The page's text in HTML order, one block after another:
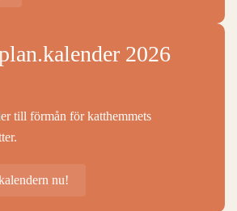
2026
till förmån för katthemmets
nu!